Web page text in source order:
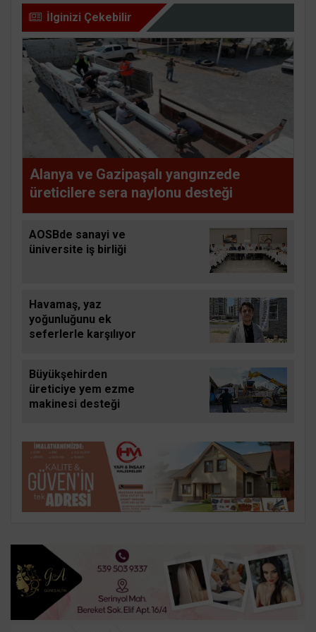
İlginizi Çekebilir
Alanya ve Gazipaşalı yangınzede
üreticilere sera naylonu desteği
AOSBde sanayi ve
üniversite iş birliği
Havamaş, yaz
yoğunluğunu ek
seferlerle karşılıyor
Büyükşehirden
üreticiye yem ezme
makinesi desteği